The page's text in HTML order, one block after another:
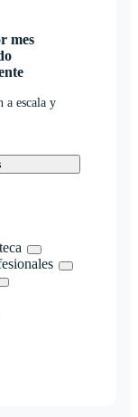
mes
a escala y